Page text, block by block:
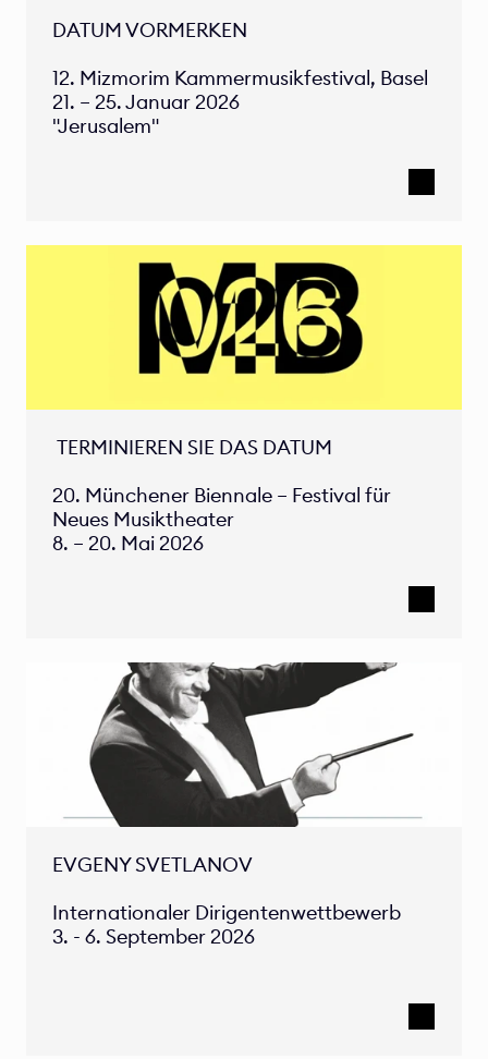
DATUM VORMERKEN
12. Mizmorim Kammermusikfestival, Basel
21. – 25. Januar 2026
"Jerusalem"
20. Münchener Biennale – Festival für
Neues Musiktheater
8. – 20. Mai 2026
EVGENY SVETLANOV
Internationaler Dirigentenwettbewerb
3. - 6. September 2026